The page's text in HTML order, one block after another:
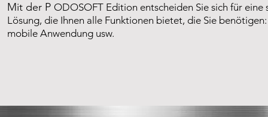
Mit der P ODOSOFT Edition entscheiden Sie sich für eine
Lösung, die Ihnen alle Funktionen bietet, die Sie
mobile Anwendung usw.